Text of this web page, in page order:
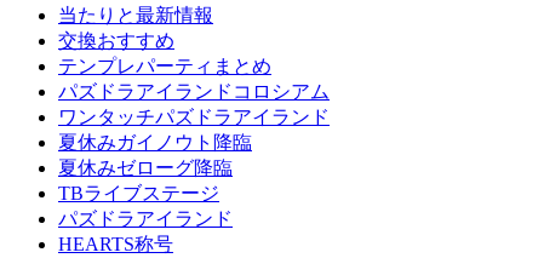
当たりと最新情報
交換おすすめ
テンプレパーティまとめ
パズドラアイランドコロシアム
ワンタッチパズドラアイランド
夏休みガイノウト降臨
夏休みゼローグ降臨
TBライブステージ
パズドラアイランド
HEARTS称号